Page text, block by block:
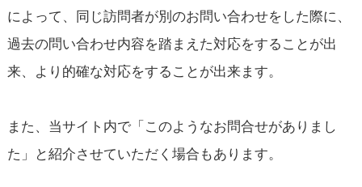
によって、同じ訪問者が別のお問い合わせをした際に、
過去の問い合わせ内容を踏まえた対応をすることが出
来、より的確な対応をすることが出来ます。
また、当サイト内で「このようなお問合せがありまし
た」と紹介させていただく場合もあります。